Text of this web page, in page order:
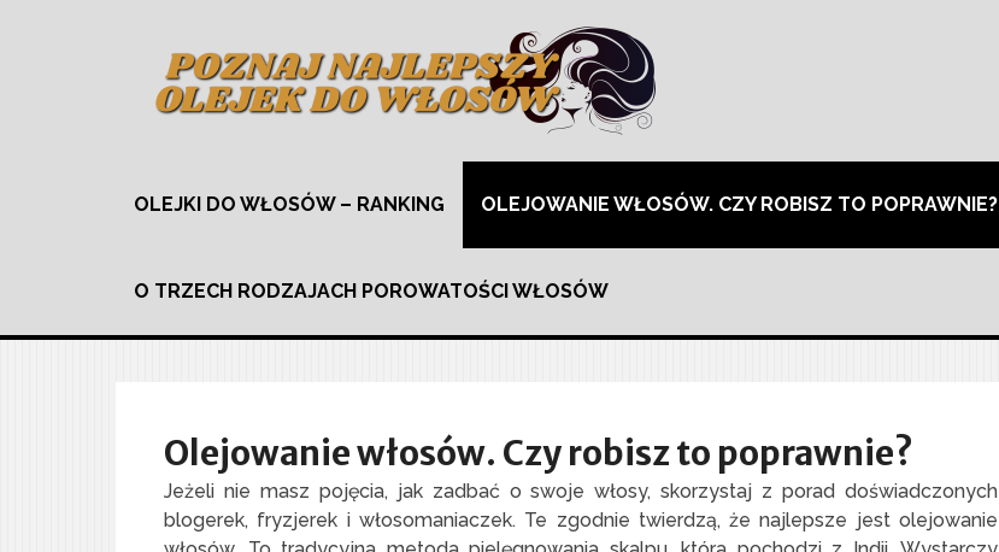
OLEJKI DO WŁOSÓW – RANKING OLEJOWANIE WŁOSÓW. CZY ROBISZ TO POPRAWNIE?
O TRZECH RODZAJACH POROWATOŚCI WŁOSÓW
Olejowanie włosów. Czy robisz to poprawnie?
Jeżeli nie masz pojęcia, jak zadbać o swoje włosy, skorzystaj z porad doświadczonych
blogerek, fryzjerek i włosomaniaczek. Te zgodnie twierdzą, że najlepsze jest olejowanie